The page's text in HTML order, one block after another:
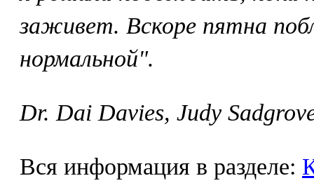
заживет. Вскоре пятна
нормальной".
Dr. Dai Davies, Judy
Вся информация в разделе: